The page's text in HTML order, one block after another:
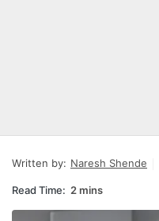
Written by: Naresh Shende
Read Time: 2 mins